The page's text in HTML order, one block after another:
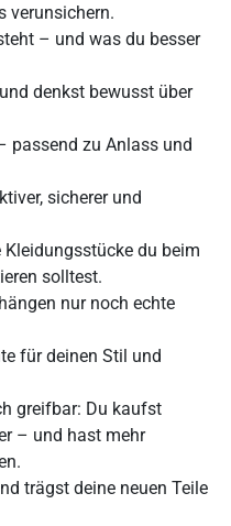
verunsichern.
– und was du besser
denkst bewusst über
passend zu Anlass und
sicherer und
du beim
solltest.
nur noch echte
für deinen Stil und
greifbar: Du kaufst
– und hast mehr
trägst deine neuen Teile